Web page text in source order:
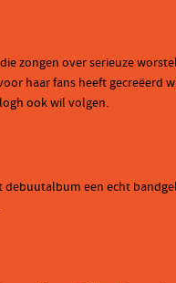
zongen over serieuze
haar fans heeft gecreëerd
ook wil volgen.
debuutalbum een echt